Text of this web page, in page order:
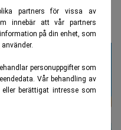
partners för vissa av
innebär att vår partners
på din enhet, som
använder.
personuppgifter som
Vår behandling av
berättigat intresse som
om brister på